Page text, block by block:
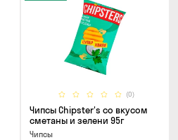
(0)
Чипсы Chipster's со вкусом
сметаны и зелени 95г
Чипсы